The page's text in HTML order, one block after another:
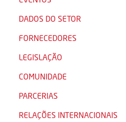
DADOS DO SETOR
FORNECEDORES
LEGISLAÇÃO
COMUNIDADE
PARCERIAS
RELAÇÕES INTERNACIONAIS